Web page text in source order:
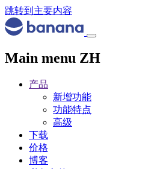
跳转到主要内容
Main menu ZH
产品
新增功能
功能特点
高级
下载
价格
博客